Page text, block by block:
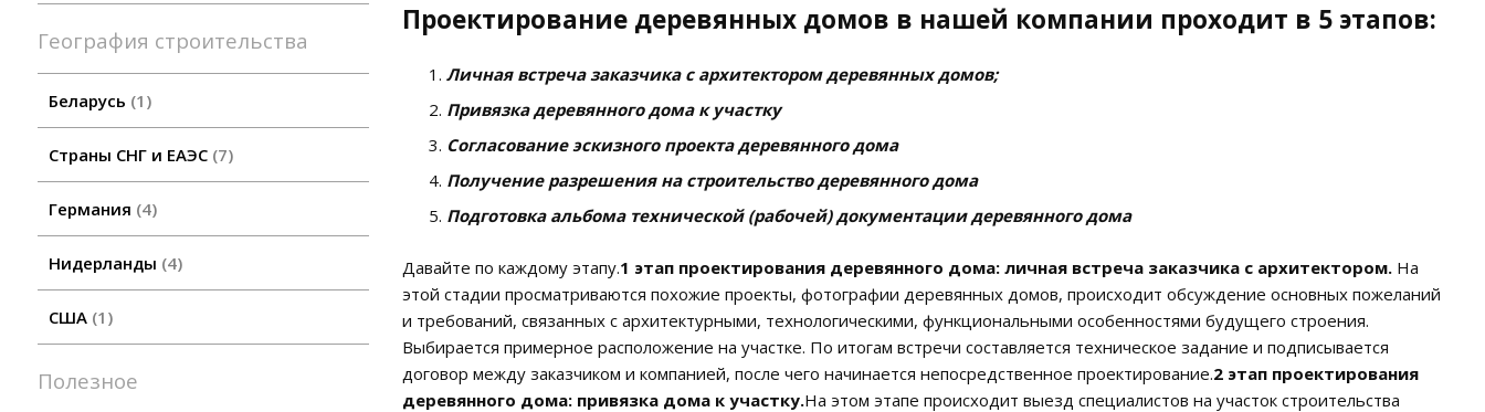
География строительства
Беларусь 1
Страны СНГ и ЕАЭС 7
Германия 4
Нидерланды 4
США 1
Полезное
Проектирование деревянных домов в нашей компании проходит в 5 этапов:
Личная встреча заказчика с архитектором деревянных домов;
Привязка деревянного дома к участку
Согласование эскизного проекта деревянного дома
Получение разрешения на строительство деревянного дома
Подготовка альбома технической (рабочей) документации деревянного дома
Давайте по каждому этапу.1 этап проектирования деревянного дома: личная встреча заказчика с архитектором. На
этой стадии просматриваются похожие проекты, фотографии деревянных домов, происходит обсуждение основных пожеланий
и требований, связанных с архитектурными, технологическими, функциональными особенностями будущего строения.
Выбирается примерное расположение на участке. По итогам встречи составляется техническое задание и подписывается
договор между заказчиком и компанией, после чего начинается непосредственное проектирование.2 этап проектирования
деревянного дома: привязка дома к участку.На этом этапе происходит выезд специалистов на участок строительства